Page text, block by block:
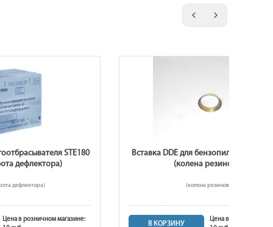
STE180
дефлектора)
дефлектора)
Цена в розничном магазине:
Вставка DDE для бензопилы CS4518,
(колена резинового)
(колена резинового)
В КОРЗИНУ
Цена в розничном